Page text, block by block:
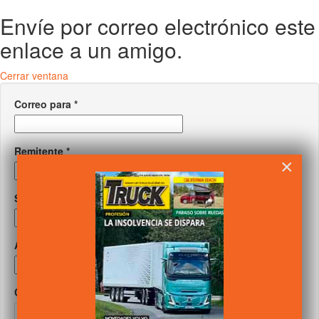
Envíe por correo electrónico este
enlace a un amigo.
Cerrar ventana
Correo para *
Remitente*
Su correo
Asunto
Captcha
×